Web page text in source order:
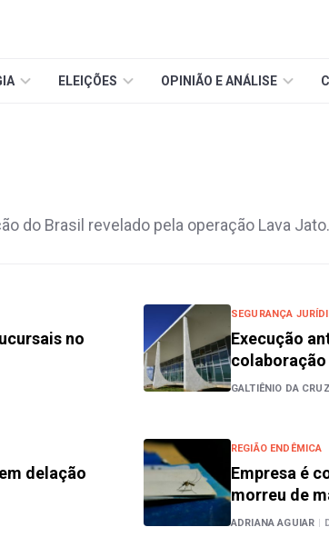
ELEIÇÕES OPINIÃO E ANÁLISE
do Brasil revelado pela operação Lava
no
SEGURANÇA
Execução
GALTIÊNIO DA
delação
REGIÃO ENDÊMICA
Empresa é
morreu de
ADRIANA AGUIAR |